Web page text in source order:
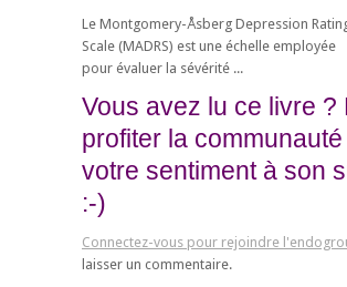
Le Montgomery-Åsberg Depression
Scale (MADRS) est une échelle employée
pour évaluer la sévérité ...
Vous avez lu ce livre ?
profiter la
votre sentiment à son
:-)
Connectez-vous pour rejoindre
laisser un commentaire.